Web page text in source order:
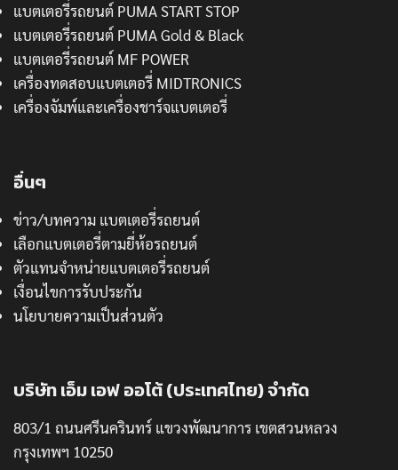
แบตเตอรี่รถยนต์ PUMA START STOP
แบตเตอรี่รถยนต์ PUMA Gold & Black
แบตเตอรี่รถยนต์ MF POWER
เครื่องทดสอบแบตเตอรี่ MIDTRONICS
เครื่องจัมพ์และเครื่องชาร์จแบตเตอรี่
อื่นๆ
ข่าว/บทความ แบตเตอรี่รถยนต์
เลือกแบตเตอรี่ตามยี่ห้อรถยนต์
ตัวแทนจำหน่ายแบตเตอรี่รถยนต์
เงื่อนไขการรับประกัน
นโยบายความเป็นส่วนตัว
บริษัท เอ็ม เอฟ ออโต้ (ประเทศไทย) จำกัด
803/1 ถนนศรีนครินทร์ แขวงพัฒนาการ เขตสวนหลวง
กรุงเทพฯ 10250